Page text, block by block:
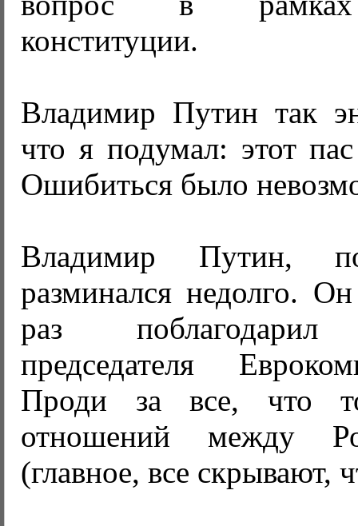
конституции.
Владимир Путин так
что я подумал: этот
Ошибиться было
Владимир Путин,
разминался недолго.
раз поблагодарил
председателя
Проди за все, что
отношений между
(главное, все скрывают,